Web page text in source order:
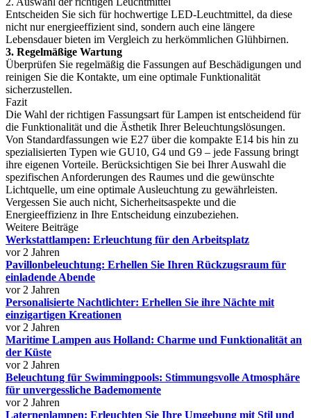
Entscheiden Sie sich für hochwertige LED-Leuchtmittel, da diese
nicht nur energieeffizient sind, sondern auch eine längere
Lebensdauer bieten im Vergleich zu herkömmlichen Glühbirnen.
3. Regelmäßige Wartung
Überprüfen Sie regelmäßig die Fassungen auf Beschädigungen und
reinigen Sie die Kontakte, um eine optimale Funktionalität
sicherzustellen.
Fazit
Die Wahl der richtigen Fassungsart für Lampen ist entscheidend für
die Funktionalität und die Ästhetik Ihrer Beleuchtungslösungen.
Von Standardfassungen wie E27 über die kompakte E14 bis hin zu
spezialisierten Typen wie GU10, G4 und G9 – jede Fassung bringt
ihre eigenen Vorteile. Berücksichtigen Sie bei Ihrer Auswahl die
spezifischen Anforderungen des Raumes und die gewünschte
Lichtquelle, um eine optimale Ausleuchtung zu gewährleisten.
Vergessen Sie auch nicht, Sicherheitsaspekte und die
Energieeffizienz in Ihre Entscheidung einzubeziehen.
Weitere Beiträge
Werkstattlampen: Erleuchtung für den Arbeitsplatz
vor 2 Jahren
Pavillonbeleuchtung: Erhellen Sie Ihren Rückzugsraum für
einladende Abende
vor 2 Jahren
Personalisierte Nachtlichter: Erhellen Sie ihre Nächte mit
einzigartigen Kreationen
vor 2 Jahren
Maritime Lampen aus Holland: Charme und Funktionalität an
der Küste
vor 2 Jahren
Beleuchtung für Swimmingpools: Stimmungsvolle Atmosphäre
für unvergessliche Bademomente
vor 2 Jahren
Laternenlampen: Erleuchten Sie Ihre Umgebung mit Stil und